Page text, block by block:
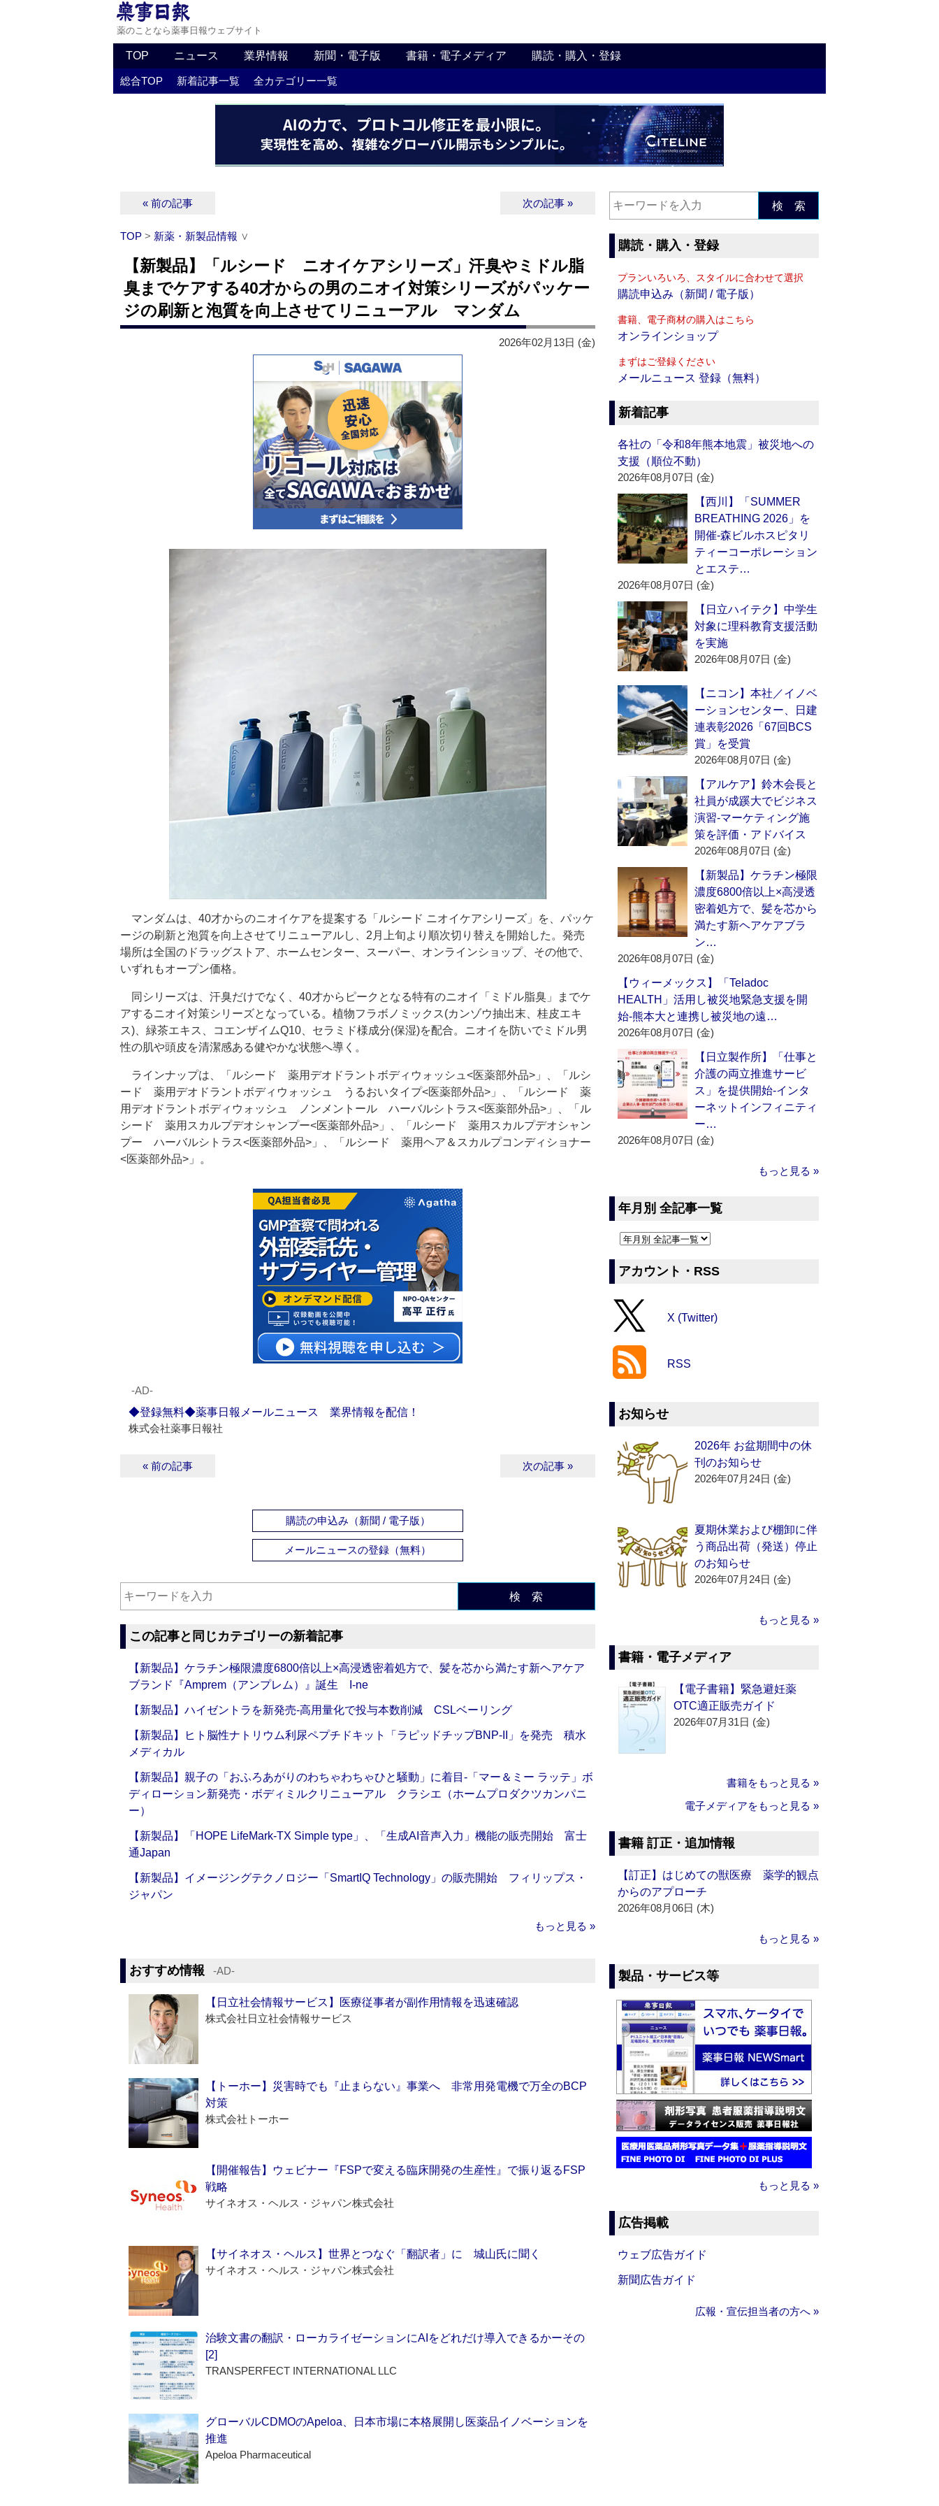
薬のことなら薬事日報ウェブサイト
TOP ニュース 業界情報 新聞・電子版 書籍・電子メディア 購読・購入・登録
総合TOP 新着記事一覧 全カテゴリー一覧
« 前の記事 次の記事 »
TOP > 新薬・新製品情報 ∨
【新製品】「ルシード ニオイケアシリーズ」汗臭やミドル脂
臭までケアする40才からの男のニオイ対策シリーズがパッケー
ジの刷新と泡質を向上させてリニューアル マンダム
2026年02月13日 (金)
マンダムは、40才からのニオイケアを提案する「ルシード ニオイケアシリーズ」を、パッケ
ージの刷新と泡質を向上させてリニューアルし、2月上旬より順次切り替えを開始した。発売
場所は全国のドラッグストア、ホームセンター、スーパー、オンラインショップ、その他で、
いずれもオープン価格。
同シリーズは、汗臭だけでなく、40才からピークとなる特有のニオイ「ミドル脂臭」までケ
アするニオイ対策シリーズとなっている。植物フラボノミックス(カンゾウ抽出末、桂皮エキ
ス)、緑茶エキス、コエンザイムQ10、セラミド様成分(保湿)を配合。ニオイを防いでミドル男
性の肌や頭皮を清潔感ある健やかな状態へ導く。
ラインナップは、「ルシード 薬用デオドラントボディウォッシュ<医薬部外品>」、「ルシ
ード 薬用デオドラントボディウォッシュ うるおいタイプ<医薬部外品>」、「ルシード 薬
用デオドラントボディウォッシュ ノンメントール ハーバルシトラス<医薬部外品>」、「ル
シード 薬用スカルプデオシャンプー<医薬部外品>」、「ルシード 薬用スカルプデオシャン
プー ハーバルシトラス<医薬部外品>」、「ルシード 薬用ヘア＆スカルプコンディショナー
<医薬部外品>」。
‐AD‐
◆登録無料◆薬事日報メールニュース 業界情報を配信！
株式会社薬事日報社
« 前の記事 次の記事 »
購読の申込み（新聞 / 電子版）
メールニュースの登録（無料）
検 索
この記事と同じカテゴリーの新着記事
【新製品】ケラチン極限濃度6800倍以上×高浸透密着処方で、髪を芯から満たす新ヘアケア
ブランド『Amprem（アンプレム）』誕生 I-ne
【新製品】ハイゼントラを新発売‐高用量化で投与本数削減 CSLベーリング
【新製品】ヒト脳性ナトリウム利尿ペプチドキット「ラピッドチップBNP-II」を発売 積水
メディカル
【新製品】親子の「おふろあがりのわちゃわちゃひと騒動」に着目‐「マー＆ミー ラッテ」ボ
ディローション新発売・ボディミルクリニューアル クラシエ（ホームプロダクツカンパニ
ー）
【新製品】「HOPE LifeMark-TX Simple type」、「生成AI音声入力」機能の販売開始 富士
通Japan
【新製品】イメージングテクノロジー「SmartIQ Technology」の販売開始 フィリップス・
ジャパン
もっと見る »
おすすめ情報 ‐AD‐
【日立社会情報サービス】医療従事者が副作用情報を迅速確認
株式会社日立社会情報サービス
【トーホー】災害時でも『止まらない』事業へ 非常用発電機で万全のBCP
対策
株式会社トーホー
【開催報告】ウェビナー『FSPで変える臨床開発の生産性』で振り返るFSP
戦略
サイネオス・ヘルス・ジャパン株式会社
【サイネオス・ヘルス】世界とつなぐ「翻訳者」に 城山氏に聞く
サイネオス・ヘルス・ジャパン株式会社
治験文書の翻訳・ローカライゼーションにAIをどれだけ導入できるかーその
[2]
TRANSPERFECT INTERNATIONAL LLC
グローバルCDMOのApeloa、日本市場に本格展開し医薬品イノベーションを
推進
Apeloa Pharmaceutical
検 索
購読・購入・登録
プランいろいろ、スタイルに合わせて選択
購読申込み（新聞 / 電子版）
書籍、電子商材の購入はこちら
オンラインショップ
まずはご登録ください
メールニュース 登録（無料）
新着記事
各社の「令和8年熊本地震」被災地への
支援（順位不動）
2026年08月07日 (金)
【西川】「SUMMER
BREATHING 2026」を
開催‐森ビルホスピタリ
ティーコーポレーション
とエステ…
2026年08月07日 (金)
【日立ハイテク】中学生
対象に理科教育支援活動
を実施
2026年08月07日 (金)
【ニコン】本社／イノベ
ーションセンター、日建
連表彰2026「67回BCS
賞」を受賞
2026年08月07日 (金)
【アルケア】鈴木会長と
社員が成蹊大でビジネス
演習‐マーケティング施
策を評価・アドバイス
2026年08月07日 (金)
【新製品】ケラチン極限
濃度6800倍以上×高浸透
密着処方で、髪を芯から
満たす新ヘアケアブラ
ン…
2026年08月07日 (金)
【ウィーメックス】「Teladoc
HEALTH」活用し被災地緊急支援を開
始‐熊本大と連携し被災地の遠…
2026年08月07日 (金)
【日立製作所】「仕事と
介護の両立推進サービ
ス」を提供開始‐インタ
ーネットインフィニティ
ー…
2026年08月07日 (金)
もっと見る »
年月別 全記事一覧
アカウント・RSS
X (Twitter)
RSS
お知らせ
2026年 お盆期間中の休
刊のお知らせ
2026年07月24日 (金)
夏期休業および棚卸に伴
う商品出荷（発送）停止
のお知らせ
2026年07月24日 (金)
もっと見る »
書籍・電子メディア
【電子書籍】緊急避妊薬
OTC適正販売ガイド
2026年07月31日 (金)
書籍をもっと見る »
電子メディアをもっと見る »
書籍 訂正・追加情報
【訂正】はじめての獣医療 薬学的観点
からのアプローチ
2026年08月06日 (木)
もっと見る »
製品・サービス等
もっと見る »
広告掲載
ウェブ広告ガイド
新聞広告ガイド
広報・宣伝担当者の方へ »